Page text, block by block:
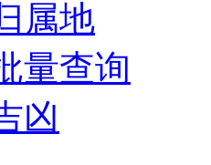
属地
量查询
凶